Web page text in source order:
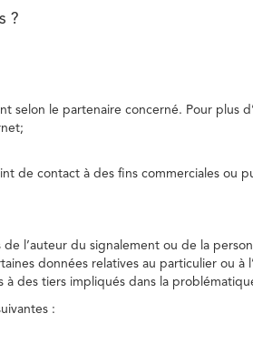
?
selon le partenaire concerné. Pour plus
de contact à des fins commerciales ou
l’auteur du signalement ou de la
données relatives au particulier ou à
à des tiers impliqués dans la
: